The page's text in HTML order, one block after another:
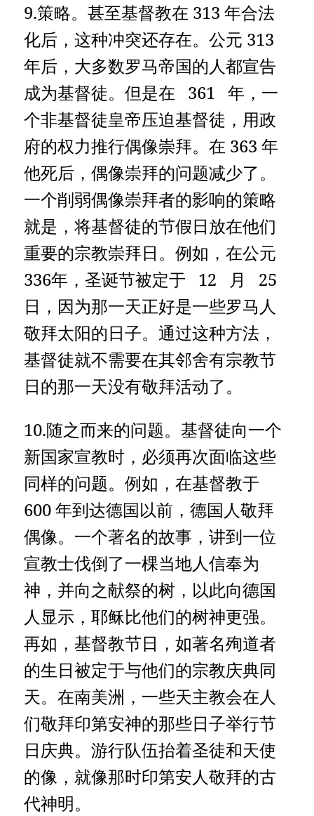
9.策略。甚至基督教在 313 年合法
化后，这种冲突还存在。公元 313
年后，大多数罗马帝国的人都宣告
成为基督徒。但是在 361 年，一
个非基督徒皇帝压迫基督徒，用政
府的权力推行偶像崇拜。在 363 年
他死后，偶像崇拜的问题减少了。
一个削弱偶像崇拜者的影响的策略
就是，将基督徒的节假日放在他们
重要的宗教崇拜日。例如，在公元
336年，圣诞节被定于 12 月 25
日，因为那一天正好是一些罗马人
敬拜太阳的日子。通过这种方法，
基督徒就不需要在其邻舍有宗教节
日的那一天没有敬拜活动了。
10.随之而来的问题。基督徒向一个
新国家宣教时，必须再次面临这些
同样的问题。例如，在基督教于
600 年到达德国以前，德国人敬拜
偶像。一个著名的故事，讲到一位
宣教士伐倒了一棵当地人信奉为
神，并向之献祭的树，以此向德国
人显示，耶稣比他们的树神更强。
再如，基督教节日，如著名殉道者
的生日被定于与他们的宗教庆典同
天。在南美洲，一些天主教会在人
们敬拜印第安神的那些日子举行节
日庆典。游行队伍抬着圣徒和天使
的像，就像那时印第安人敬拜的古
代神明。